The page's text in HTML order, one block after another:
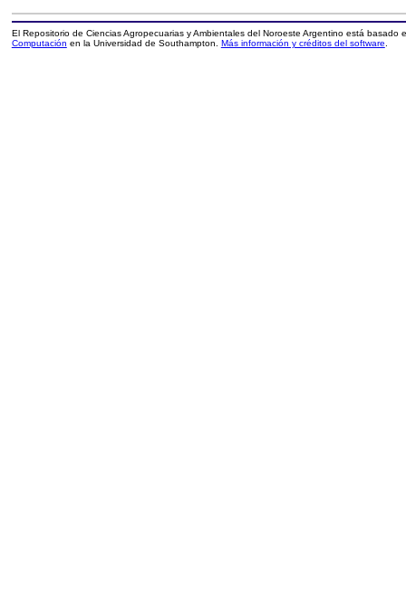
El Repositorio de Ciencias Agropecuarias y Ambientales del Noroeste Argentino está basado
Computación en la Universidad de Southampton. Más información y créditos del software